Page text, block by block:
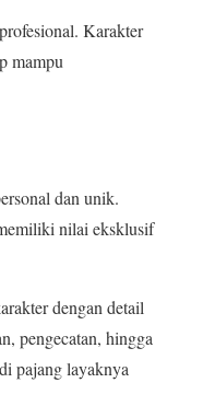
Karakter
mampu
dan unik.
nilai eksklusif
dengan detail
pengecatan, hingga
pajang layaknya